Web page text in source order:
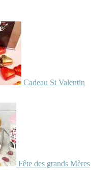
Cadeau St Valentin
Fête des grands Mères